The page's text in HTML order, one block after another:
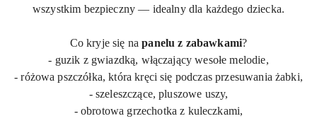
wszystkim bezpieczny — idealny dla każdego dziecka.
Co kryje się napanelu z zabawkami?
- guzik z gwiazdką, włączający wesołe melodie,
- różowa pszczółka, która kręci się podczas przesuwania żabki,
- szeleszczące, pluszowe uszy,
- obrotowa grzechotka z kuleczkami,